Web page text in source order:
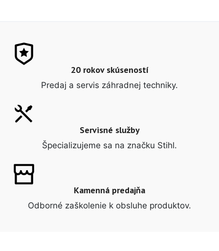
20 rokov skúseností
Predaj a servis záhradnej techniky.
Servisné služby
Špecializujeme sa na značku Stihl.
Kamenná predajňa
Odborné zaškolenie k obsluhe produktov.